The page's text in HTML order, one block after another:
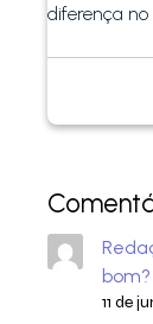
diferença
11 de